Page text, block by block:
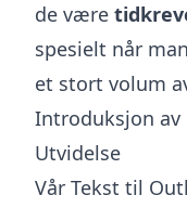
de være
spesielt når
et stort volum
Introduksjon av
Utvidelse
Vår Tekst til